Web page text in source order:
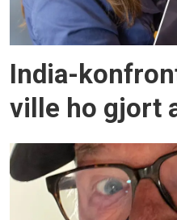
India-
ville ho gjort